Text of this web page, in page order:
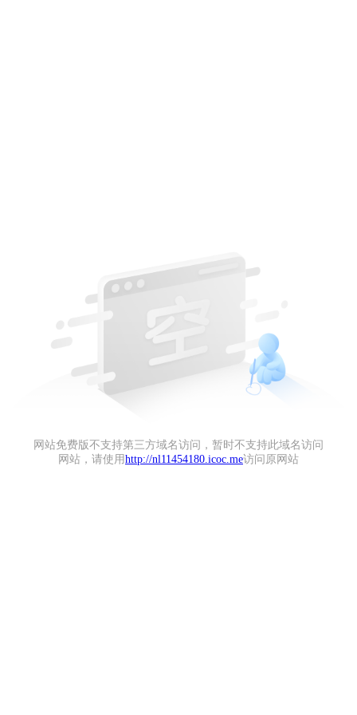
网站免费版不支持第三方域名访问，暂时不支持此域名访问
网站，请使用 http://nl11454180.icoc.me访问原网站